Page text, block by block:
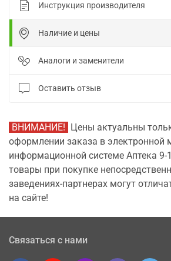
Инструкция производителя
Наличие и цены
Аналоги и заменители
Оставить отзыв
ВНИМАНИЕ! Цены актуальны
оформлении заказа в электронной
информационной системе Аптека 9-
товары при покупке
заведениях-партнерах могут
на сайте!
Связаться с нами